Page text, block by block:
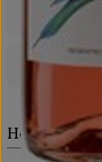
Zutaten
Herkunft